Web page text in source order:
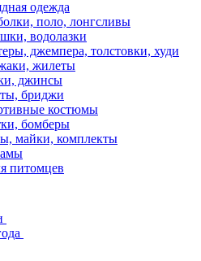
одежда
поло, лонгсливы
водолазки
джемпера, толстовки, худи
жилеты
джинсы
бриджи
костюмы
бомберы
майки, комплекты
питомцев